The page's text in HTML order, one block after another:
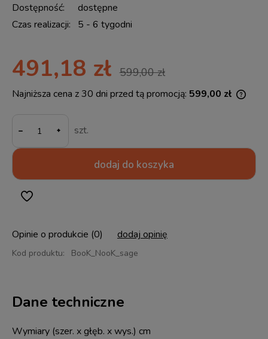
Dostępność:
dostępne
Czas realizacji:
5 - 6 tygodni
491,18 zł 599,00 zł
Najniższa cena z 30 dni przed tą promocją: 599,00 zł
- szt.
dodaj do koszyka
Kod produktu: BooK_NooK_sage
Opinie o produkcie (0) dodaj opinię
Dane techniczne
Wymiary (szer. x głęb. x wys.) cm